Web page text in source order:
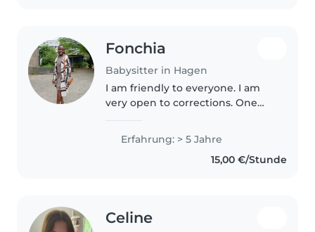
Fonchia
Babysitter in Hagen
I am friendly to everyone. I am
very open to corrections. One
Erfahrung: > 5 Jahre
15,00 €/Stunde
Celine